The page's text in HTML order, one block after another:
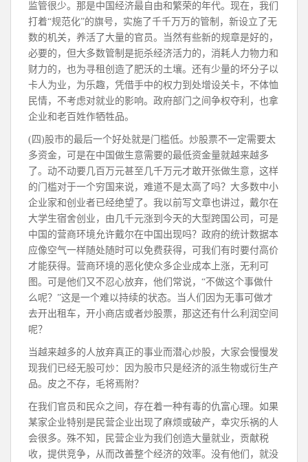
监管很少。那是中国经济最自由和繁荣的年代。现在，我们
打着“规范化”的旗号，实施了千千万万的管制，新设立了无
数的机关，养活了大量的官员。当然有些新的规章是好的，
必要的，但大多数管制是扼杀经济活力的，消耗人力物力和
财力的，也为寻租创造了肥沃的土壤。还有少量的坏分子以
卡人为业，为乐趣，凭借手中的权力到处增设关卡，不体恤
民情，不考虑对就业的影响。政府部门之间争权夺利，也拿
企业和老百姓作牺牲品。
(四)股市的最后一个好处就是门槛低。炒股票不一定需要太
多资金，可是在中国做生意需要的最低资金量就越来越多
了。动不动要几百万元甚至几千万元才敢开张做生意，这样
的门槛对于一个穷国来说，难道不是太高了吗？大多数中小
企业家和创业者已经绝望了。我以前写文章也讲过，戴尔在
大学生宿舍创业，由几千元涨到今天的大型跨国公司，可是
中国的营商环境允许戴尔在中国出现吗？政府的统计数据本
应像空气一样随处随时可以免费获得，可我们有时要付高价
才能获得。营商环境的恶化使众多企业成本上涨，无利可
图。可是他们又不忍心放弃，他们常说，“不做这个事做什
么呢？”这是一个难以持续的状态。当人们因为无事可做才
去开出租车，开小商店或者炒股票，那这还有什么利润空间
呢？
当越来越多的人放弃真正的事业而潜心炒股，大家会慢慢发
现我们已经无股可炒：因为股市只是经济的派生物或衍生产
品。皮之不存，毛将焉附？
在我们官员和民众之间，存在着一种有毒的仇富心理。如果
某家企业特别是民营企业出现了麻烦或破产，幸灾乐祸的人
会很多。殊不知，民营企业为我们创造大量就业，贡献税
收，提供竞争，从而改善整个经济的效率。没有他们，就没